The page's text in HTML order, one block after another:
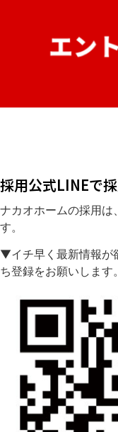
採用公式LINEで
ナカオホームの採用は
す。
▼イチ早く最新情報
ち登録をお願いします。